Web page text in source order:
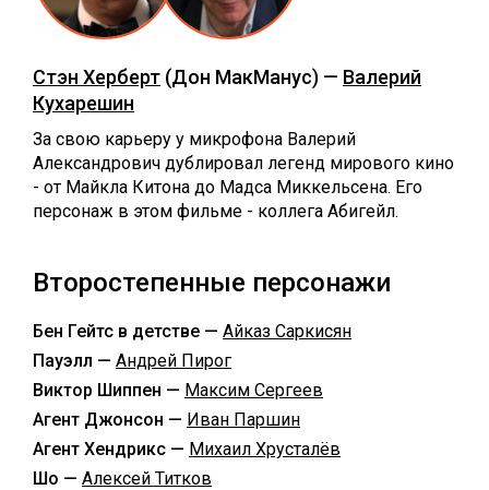
Стэн Херберт (Дон МакМанус) — Валерий
Кухарешин
За свою карьеру у микрофона Валерий
Александрович дублировал легенд мирового кино
- от Майкла Китона до Мадса Миккельсена. Его
персонаж в этом фильме - коллега Абигейл.
Второстепенные персонажи
Бен Гейтс в детстве — Айказ Саркисян
Пауэлл — Андрей Пирог
Виктор Шиппен — Максим Сергеев
Агент Джонсон — Иван Паршин
Агент Хендрикс — Михаил Хрусталёв
Шо — Алексей Титков